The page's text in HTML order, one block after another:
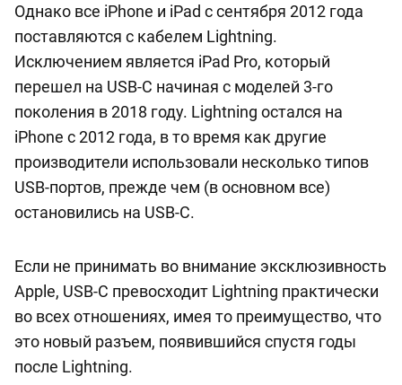
Однако все iPhone и iPad с сентября 2012 года
поставляются с кабелем Lightning.
Исключением является iPad Pro, который
перешел на USB-C начиная с моделей 3-го
поколения в 2018 году. Lightning остался на
iPhone с 2012 года, в то время как другие
производители использовали несколько типов
USB-портов, прежде чем (в основном все)
остановились на USB-C.
Если не принимать во внимание эксклюзивность
Apple, USB-C превосходит Lightning практически
во всех отношениях, имея то преимущество, что
это новый разъем, появившийся спустя годы
после Lightning.